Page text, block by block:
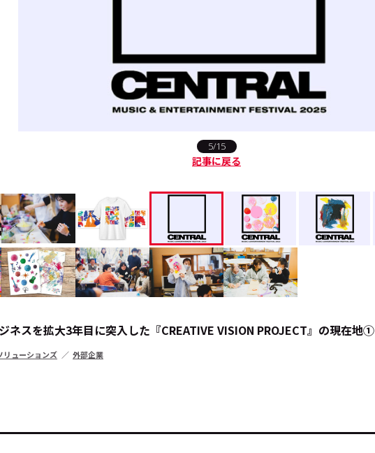
5/15
記事に戻る
スを拡大――3年目に突入した『CREATIVE VISION PROJECT』の現在地①
リューションズ 外部企業